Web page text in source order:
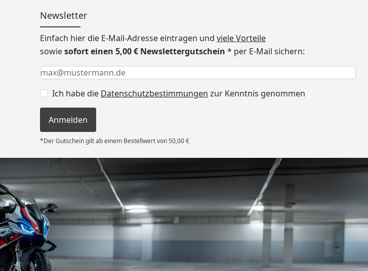
Newsletter
Einfach hier die E-Mail-Adresse eintragen und viele Vorteile
sowiesofort einen 5,00 € Newslettergutschein * per E-Mail sichern:
Keine Eingabe erforderlich
Eingabe erforderlich
E-Mail *
Ich habe die Datenschutzbestimmungen zur Kenntnis genommen
Anmelden
*Der Gutschein gilt ab einem Bestellwert von 50,00 €
Versand